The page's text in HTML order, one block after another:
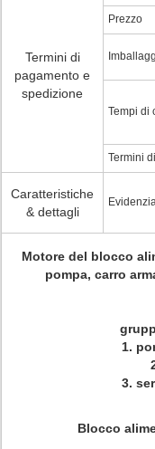
Termini di
pagamento e
spedizione
Prezzo
Tempi di
Termini
Caratteristiche
& dettagli
Motore del blocco
pompa, carro
1.
3.
Blocco